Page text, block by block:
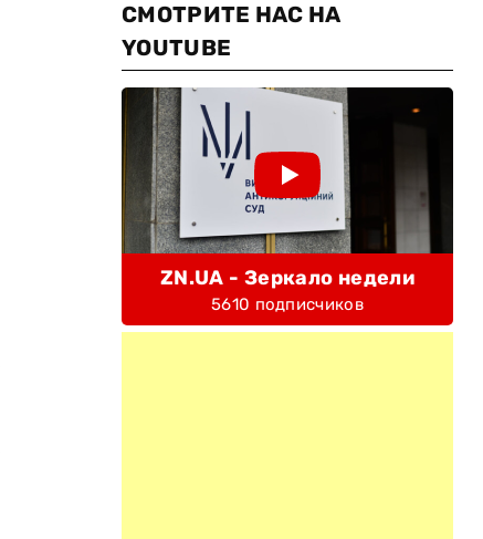
СМОТРИТЕ НАС НА
YOUTUBE
ZN.UA - Зеркало недели
5610 подписчиков